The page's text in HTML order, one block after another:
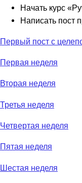
Начать курс
Написать пост
Первый пост с
Первая неделя
Вторая неделя
Третья неделя
Четвертая неделя
Пятая неделя
Шестая неделя